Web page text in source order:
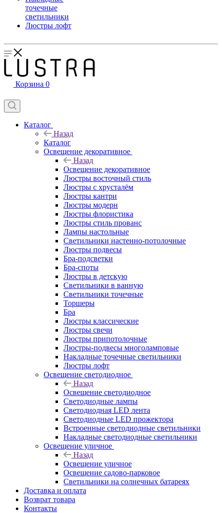
точечные
светильники
Люстры лофт
Корзина 0
Каталог
Назад
Каталог
Освещение декоративное
Назад
Освещение декоративное
Люстры восточный стиль
Люстры с хрусталём
Люстры кантри
Люстры модерн
Люстры флористика
Люстры стиль прованс
Лампы настольные
Светильники настенно-потолочные
Люстры подвесы
Бра-подсветки
Бра-споты
Люстры в детскую
Светильники в ванную
Светильники точечные
Торшеры
Бра
Люстры классические
Люстры свечи
Люстры припотолочные
Люстры-подвесы многоламповые
Накладные точечные светильники
Люстры лофт
Освещение светодиодное
Назад
Освещение светодиодное
Светодиодные лампы
Светодиодная LED лента
Светодиодные LED прожектора
Встроенные светодиодные светильники
Накладные светодиодные светильники
Освещение уличное
Назад
Освещение уличное
Освещение садово-парковое
Светильники на солнечных батареях
Доставка и оплата
Возврат товара
Контакты